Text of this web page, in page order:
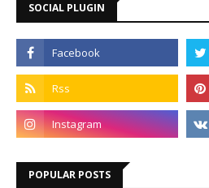
SOCIAL PLUGIN
POPULAR POSTS